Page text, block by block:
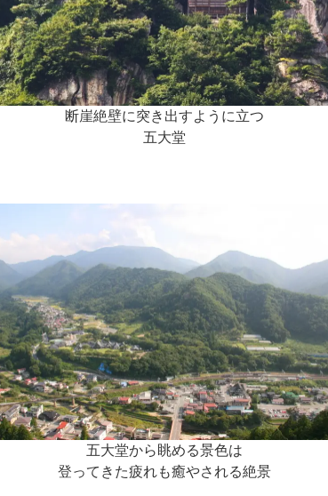
断崖絶壁に突き出すように立つ
五大堂
五大堂から眺める景色は
登ってきた疲れも癒やされる絶景